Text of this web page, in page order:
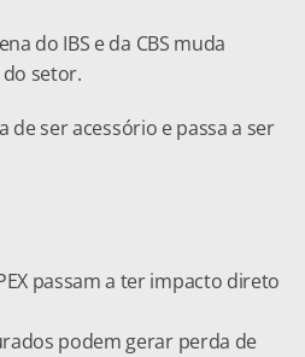
do IBS e da CBS muda
setor.
ser acessório e passa a ser
passam a ter impacto direto
podem gerar perda de